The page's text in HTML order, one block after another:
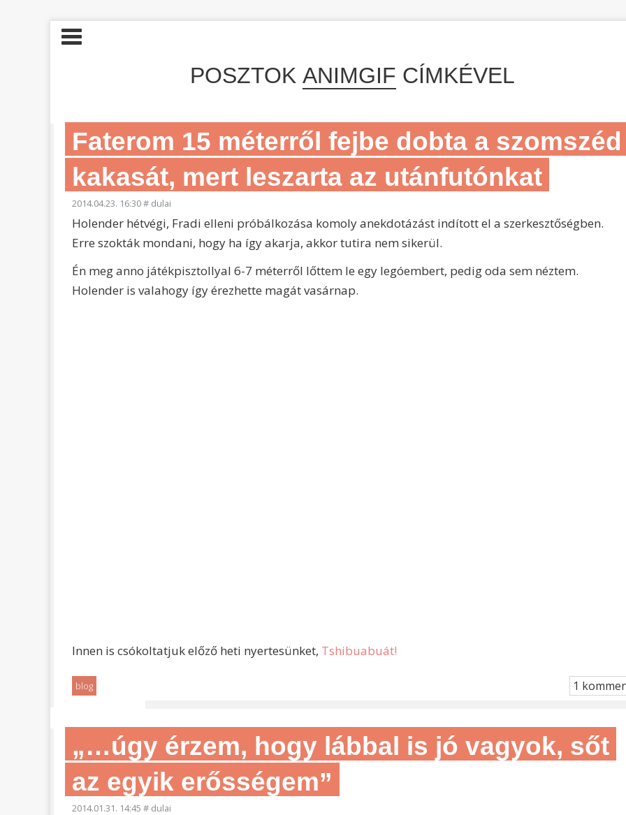
POSZTOK ANIMGIF CÍMKÉVEL
Faterom 15 méterről fejbe dobta a szomszéd
kakasát, mert leszarta az utánfutónkat
2014.04.23. 16:30# dulai
Holender hétvégi, Fradi elleni próbálkozása komoly anekdotázást indított el a szerkesztőségben.
Erre szokták mondani, hogy ha így akarja, akkor tutira nem sikerül.
Én meg anno játékpisztollyal 6-7 méterről lőttem le egy legóembert, pedig oda sem néztem.
Holender is valahogy így érezhette magát vasárnap.
Innen is csókoltatjuk előző heti nyertesünket, Tshibuabuát!
blog 1
„…úgy érzem, hogy lábbal is jó vagyok, sőt
az egyik erősségem”
2014.01.31. 14:45 # dulai